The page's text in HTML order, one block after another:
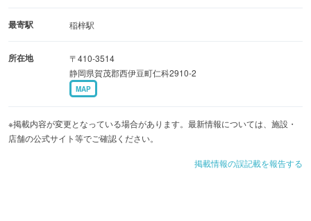
最寄駅 稲梓駅
所在地
〒410-3514
静岡県賀茂郡西伊豆町仁科2910-2
MAP
※掲載内容が変更となっている場合があります。最新情報については、施設・
店舗の公式サイト等でご確認ください。
掲載情報の誤記載を報告する